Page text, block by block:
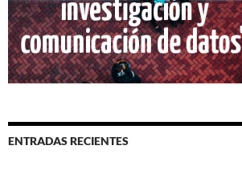
ENTRADAS RECIENTES